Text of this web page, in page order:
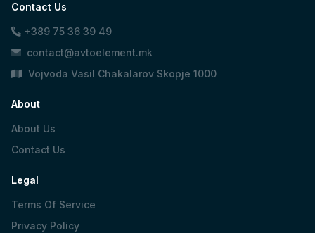
Contact Us
+389 75 36 39 49
contact@avtoelement.mk
Vojvoda Vasil Chakalarov Skopje 1000
About
About Us
Contact Us
Legal
Terms Of Service
Privacy Policy